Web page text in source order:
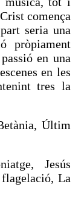
comença
seria una
pròpiament
en una
en les
tres la
Últim
Jesús
La